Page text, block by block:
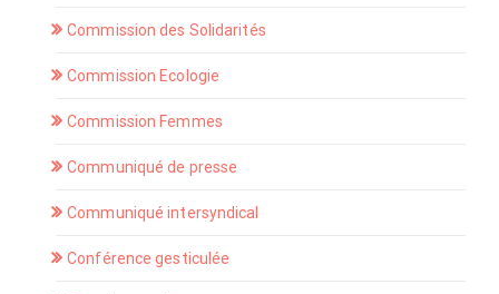
Commission des Solidarités
Commission Ecologie
Commission Femmes
Communiqué de presse
Communiqué intersyndical
Conférence gesticulée